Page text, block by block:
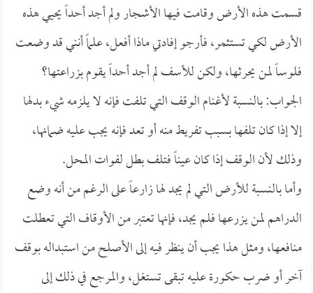
قسمت هذه الأرض وقامت فيها الأشجار ولم أجد أحداً يحيي هذه
الأرض لكي تستثمر، فأرجو إفادتي ماذا أفعل، علماً أنني قد وضعت
فلوساً لمن يحرثها، ولكن للأسف لم أجد أحداً يقوم بزراعتها؟
الجواب: بالنسبة لأغنام الوقف التي تلفت فإنه لا يلزمه شيء بدلها
إلا إذا كان تلفها بسبب تفريط منه أو تعد فإنه يجب عليه ضمانها،
وذلك لأن الوقف إذا كان عيناً فتلف بطل لفوات المحل.
وأما بالنسبة للأرض التي لم يجد لها زارعاً على الرغم من أنه وضع
الدراهم لمن يزرعها فلم يجد، فإنها تعتبر من الأوقاف التي تعطلت
منافعها، ومثل هذا يجب أن ينظر فيه إلى الأصلح من استبداله بوقف
آخر أو ضرب حكورة عليه تبقى تستغل، والمرجع في ذلك إلى